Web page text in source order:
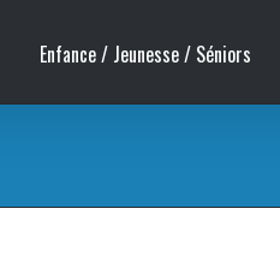
Enfance / Jeunesse / Séniors